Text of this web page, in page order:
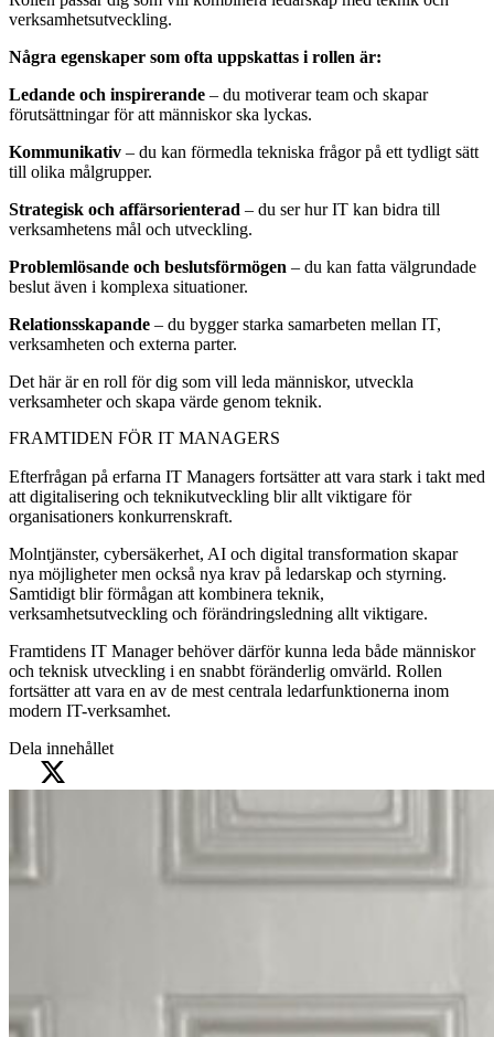
verksamhetsutveckling.
Några egenskaper som ofta uppskattas i rollen är:
Ledande och inspirerande – du motiverar team och skapar
förutsättningar för att människor ska lyckas.
Kommunikativ – du kan förmedla tekniska frågor på ett tydligt sätt
till olika målgrupper.
Strategisk och affärsorienterad – du ser hur IT kan bidra till
verksamhetens mål och utveckling.
Problemlösande och beslutsförmögen – du kan fatta välgrundade
beslut även i komplexa situationer.
Relationsskapande – du bygger starka samarbeten mellan IT,
verksamheten och externa parter.
Det här är en roll för dig som vill leda människor, utveckla
verksamheter och skapa värde genom teknik.
FRAMTIDEN FÖR IT MANAGERS
Efterfrågan på erfarna IT Managers fortsätter att vara stark i takt med
att digitalisering och teknikutveckling blir allt viktigare för
organisationers konkurrenskraft.
Molntjänster, cybersäkerhet, AI och digital transformation skapar
nya möjligheter men också nya krav på ledarskap och styrning.
Samtidigt blir förmågan att kombinera teknik,
verksamhetsutveckling och förändringsledning allt viktigare.
Framtidens IT Manager behöver därför kunna leda både människor
och teknisk utveckling i en snabbt föränderlig omvärld. Rollen
fortsätter att vara en av de mest centrala ledarfunktionerna inom
modern IT-verksamhet.
Dela innehållet